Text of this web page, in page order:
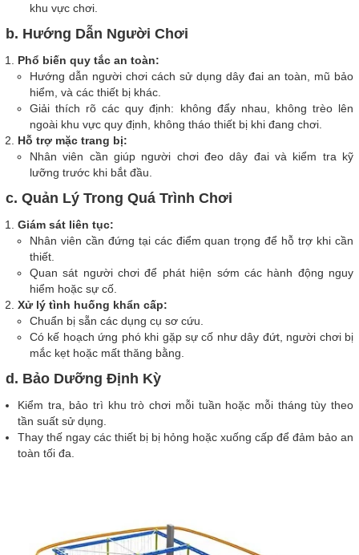
khu vực chơi.
b. Hướng Dẫn Người Chơi
Phổ biến quy tắc an toàn:
Hướng dẫn người chơi cách sử dụng dây đai an toàn, mũ bảo
hiểm, và các thiết bị khác.
Giải thích rõ các quy định: không đẩy nhau, không trèo lên
ngoài khu vực quy định, không tháo thiết bị khi đang chơi.
Hỗ trợ mặc trang bị:
Nhân viên cần giúp người chơi đeo dây đai và kiểm tra kỹ
lưỡng trước khi bắt đầu.
c. Quản Lý Trong Quá Trình Chơi
Giám sát liên tục:
Nhân viên cần đứng tại các điểm quan trọng để hỗ trợ khi cần
thiết.
Quan sát người chơi để phát hiện sớm các hành động nguy
hiểm hoặc sự cố.
Xử lý tình huống khẩn cấp:
Chuẩn bị sẵn các dụng cụ sơ cứu.
Có kế hoạch ứng phó khi gặp sự cố như dây đứt, người chơi bị
mắc kẹt hoặc mất thăng bằng.
d. Bảo Dưỡng Định Kỳ
Kiểm tra, bảo trì khu trò chơi mỗi tuần hoặc mỗi tháng tùy theo
tần suất sử dụng.
Thay thế ngay các thiết bị bị hỏng hoặc xuống cấp để đảm bảo an
toàn tối đa.